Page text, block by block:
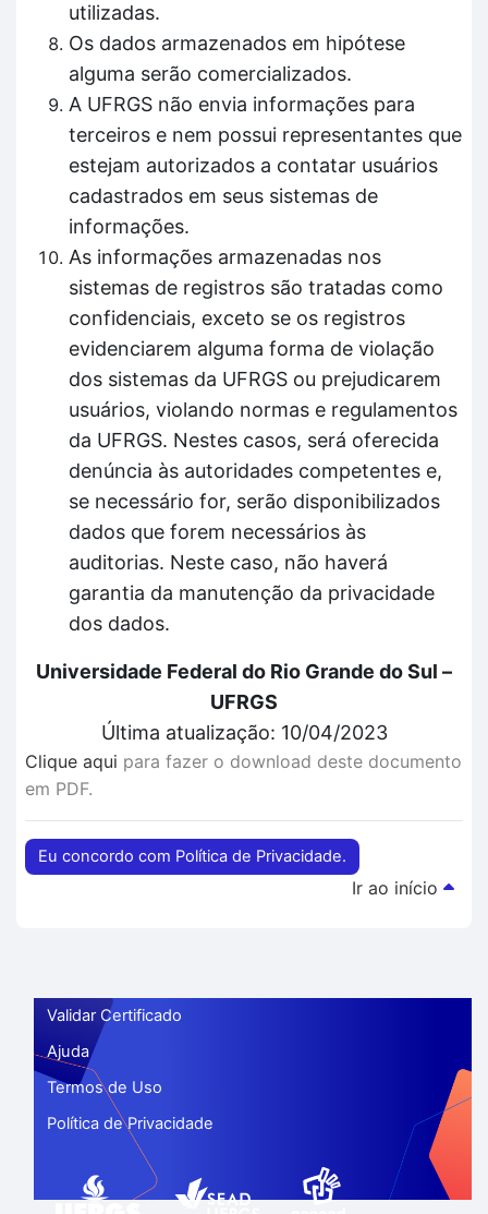
utilizadas.
Os dados armazenados em hipótese
alguma serão comercializados.
A UFRGS não envia informações para
terceiros e nem possui representantes que
estejam autorizados a contatar usuários
cadastrados em seus sistemas de
informações.
As informações armazenadas nos
sistemas de registros são tratadas como
confidenciais, exceto se os registros
evidenciarem alguma forma de violação
dos sistemas da UFRGS ou prejudicarem
usuários, violando normas e regulamentos
da UFRGS. Nestes casos, será oferecida
denúncia às autoridades competentes e,
se necessário for, serão disponibilizados
dados que forem necessários às
auditorias. Neste caso, não haverá
garantia da manutenção da privacidade
dos dados.
Universidade Federal do Rio Grande do Sul –
UFRGS
Última atualização: 10/04/2023
Clique aqui para fazer o download deste documento
em PDF.
Eu concordo com Política de Privacidade.
Ir ao início
Validar Certificado
Ajuda
Termos de Uso
Política de Privacidade